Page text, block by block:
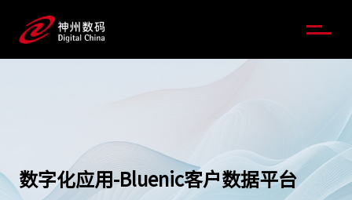
数字化应用-Bluenic客户数据平台